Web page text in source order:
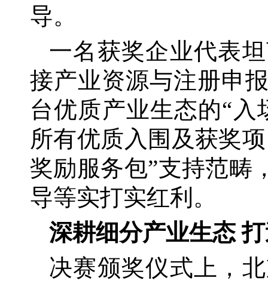
导。
一名获奖企业代表
接产业资源与注册申
台优质产业生态的“入
所有优质入围及获奖
奖励服务包”支持范畴
导等实打实红利。
深耕细分产业生态
决赛颁奖仪式上，